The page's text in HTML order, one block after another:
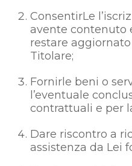
ConsentirLe
avente contenuto
restare
Titolare;
Fornirle beni o
l’eventuale
contrattuali e per
Dare riscontro a
assistenza da Lei